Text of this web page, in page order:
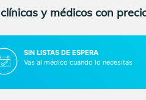
y médicos con
SIN LISTAS DE ESPERA
Vas al médico cuando lo necesitas